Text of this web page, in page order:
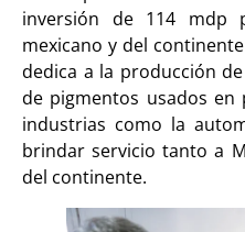
inversión de 114 mdp
mexicano y del
dedica a la producción de
de pigmentos usados en
industrias como la
brindar servicio tanto a
del continente.